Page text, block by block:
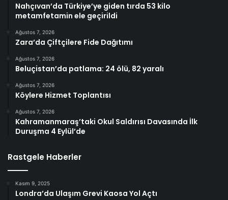
Nahçıvan’da Türkiye’ye giden tırda 53 kilo
metamfetamin ele geçirildi
Ağustos 7, 2026
Zara’da Çiftçilere Fide Dağıtımı
Ağustos 7, 2026
Beluçistan’da patlama: 24 ölü, 82 yaralı
Ağustos 7, 2026
Köylere Hizmet Toplantısı
Ağustos 7, 2026
Kahramanmaraş’taki Okul Saldırısı Davasında İlk
Duruşma 4 Eylül’de
Rastgele Haberler
Kasım 9, 2025
Londra’da Ulaşım Grevi Kaosa Yol Açtı